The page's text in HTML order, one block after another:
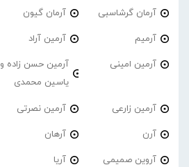
آرمان گرشاسبی آرمان گیون
آرمیم آرمین آراد
آرمین امینی
آرمین حسن زاده و
یاسین محمدی
آرمین زارعی آرمین نصرتی
آرن آرهان
آروین صمیمی آریا